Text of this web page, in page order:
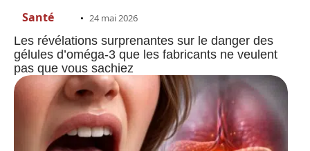
Santé 24 mai 2026
Les révélations surprenantes sur le danger des
gélules d’oméga-3 que les fabricants ne veulent
pas que vous sachiez